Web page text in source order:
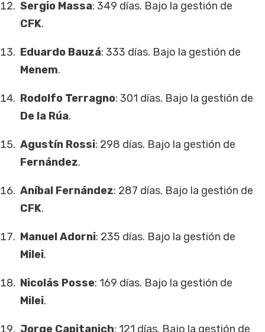
Sergio Massa: 349 días. Bajo la gestión de
CFK.
Eduardo Bauzá: 333 días. Bajo la gestión de
Menem.
Rodolfo Terragno: 301 días. Bajo la gestión de
De la Rúa.
Agustín Rossi: 298 días. Bajo la gestión de
Fernández.
Aníbal Fernández: 287 días. Bajo la gestión de
CFK.
Manuel Adorni: 235 días. Bajo la gestión de
Milei.
Nicolás Posse: 169 días. Bajo la gestión de
Milei.
Jorge Capitanich: 121 días. Bajo la gestión de